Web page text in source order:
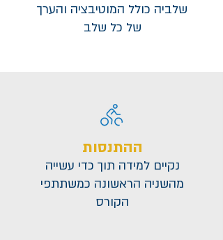
שלביה כולל המוטיבציה והערך
של כל שלב
ההתנסות
נקיים למידה תוך כדי עשייה
מהשניה הראשונה כמשתתפי
הקורס